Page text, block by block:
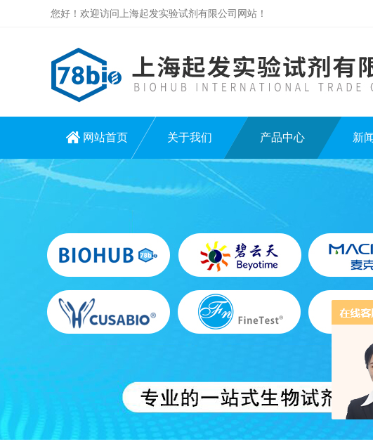
您好！欢迎访问上海起发实验试剂有限公司网站！
网站首页 关于我们 产品中心 新